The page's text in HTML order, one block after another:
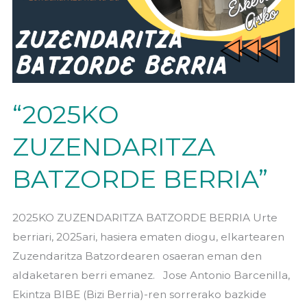
“2025KO
ZUZENDARITZA
BATZORDE BERRIA”
2025KO ZUZENDARITZA BATZORDE BERRIA Urte
berriari, 2025ari, hasiera ematen diogu, elkartearen
Zuzendaritza Batzordearen osaeran eman den
aldaketaren berri emanez. Jose Antonio Barcenilla,
Ekintza BIBE (Bizi Berria)-ren sorrerako bazkide